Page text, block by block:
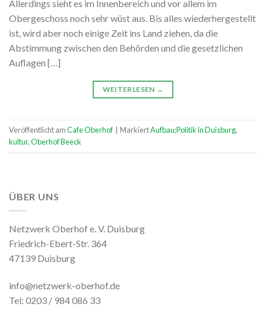
Allerdings sieht es im Innenbereich und vor allem im
Obergeschoss noch sehr wüst aus. Bis alles wiederhergestellt
ist, wird aber noch einige Zeit ins Land ziehen, da die
Abstimmung zwischen den Behörden und die gesetzlichen
Auflagen […]
WEITERLESEN →
Veröffentlicht amCafe Oberhof MarkiertAufbau;Politik in Duisburg,
kultur,Oberhof Beeck
ÜBER UNS
Netzwerk Oberhof e. V. Duisburg
Friedrich-Ebert-Str. 364
47139 Duisburg
info@netzwerk-oberhof.de
Tel: 0203 / 984 086 33